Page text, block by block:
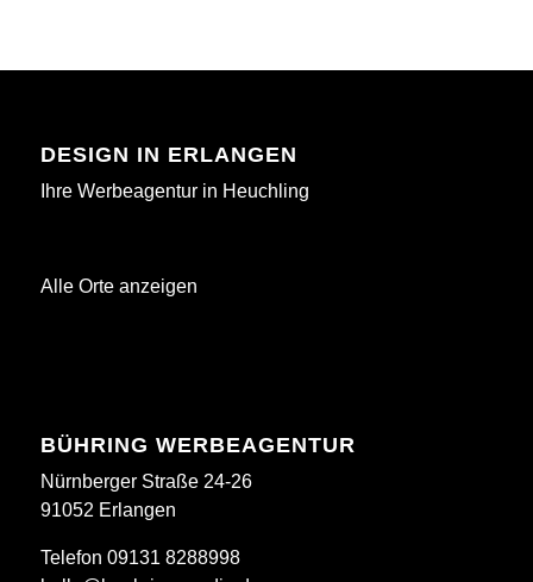
DESIGN IN ERLANGEN
Ihre Werbeagentur in Heuchling
Alle Orte anzeigen
BÜHRING WERBEAGENTUR
Nürnberger Straße 24-26
91052 Erlangen
Telefon 09131 8288998